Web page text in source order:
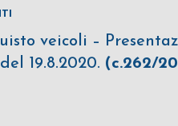
veicoli –
19.8.2020. (c.262/